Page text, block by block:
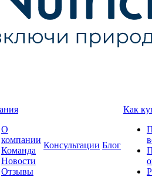
О
компании
Команда
Новости
Отзывы
Консультации Блог
Как